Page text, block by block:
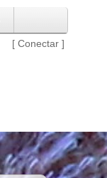
[ Conectar ]